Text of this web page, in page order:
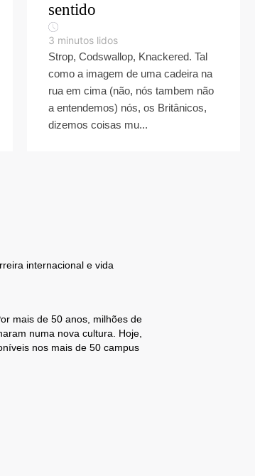
sentido
3 minutos lidos
Strop, Codswallop, Knackered. Tal
como a imagem de uma cadeira na
rua em cima (não, nós tambem não
a entendemos) nós, os Britânicos,
dizemos coisas mu...
internacional e vida
mais de 50 anos, milhões de
numa nova cultura. Hoje,
nos mais de 50 campus